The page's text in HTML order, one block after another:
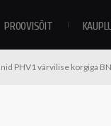
PROOVISÕIT
PHV1 värvilise korgiga